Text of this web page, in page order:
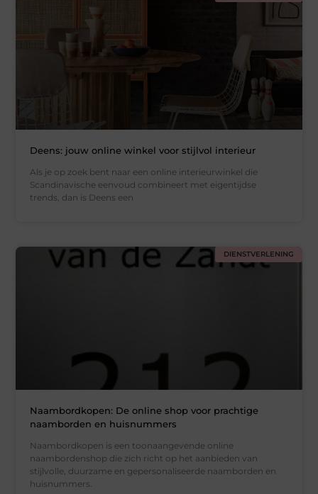
Deens: jouw online winkel voor stijlvol interieur
Als je op zoek bent naar een online interieurwinkel die
Scandinavische eenvoud combineert met eigentijdse
trends, dan is Deens een
DIENSTVERLENING
Naambordkopen: De online shop voor prachtige
naamborden en huisnummers
Naambordkopen is een toonaangevende online
naambordenshop die zich richt op het aanbieden van
stijlvolle, duurzame en gepersonaliseerde naamborden en
huisnummers.